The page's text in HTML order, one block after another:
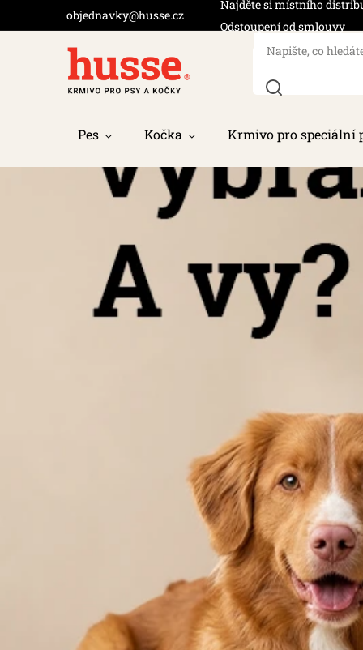
objednavky@husse.cz
Najděte si místního
Odstoupení od smlouvy
Pes Kočka Krmivo pro speciální